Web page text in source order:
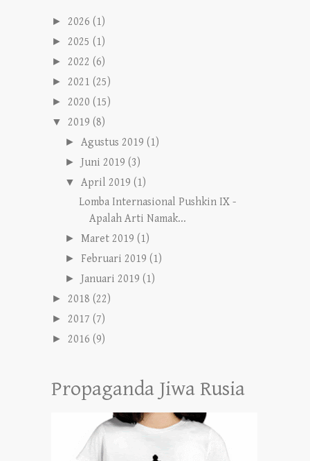
► 2026 (1)
► 2025 (1)
► 2022 (6)
► 2021 (25)
► 2020 (15)
▼ 2019 (8)
► Agustus 2019 (1)
►Juni 2019 (3)
▼ April 2019 (1)
Lomba Internasional Pushkin IX -
Apalah Arti Namak...
►Maret 2019 (1)
► Februari 2019 (1)
►Januari 2019 (1)
► 2018 (22)
► 2017 (7)
► 2016 (9)
Propaganda Jiwa Rusia